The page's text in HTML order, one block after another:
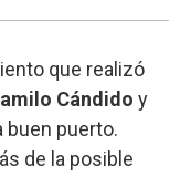
que realizó
Cándido y
buen puerto.
de la posible